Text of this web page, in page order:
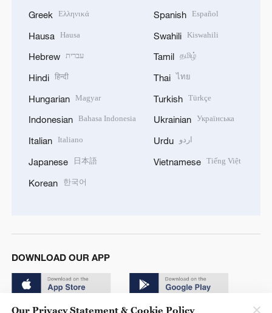
Greek Ελληνικά
Hausa Hausa
Hebrew עברית
Hindi हिन्दी
Hungarian Magyar
Indonesian Bahasa Indonesia
Italian Italiano
Japanese 日本語
Korean 한국어
Spanish Español
Swahili Kiswahili
Tamil தமிழ்
Thai ไทย
Turkish Türkçe
Ukrainian Українська
Urdu اردو
Vietnamese Tiếng Việt
DOWNLOAD OUR APP
Our Privacy Statement & Cookie Policy